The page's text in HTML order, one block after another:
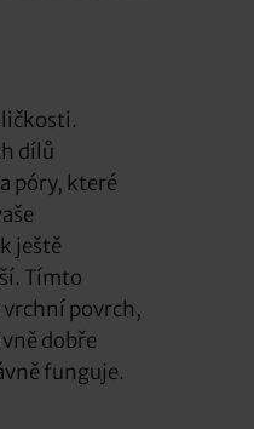
dílů
póry, které
ještě
Tímto
povrch,
dobře
funguje.